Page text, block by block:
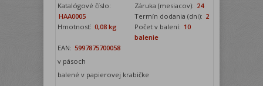
Katalógové číslo:
HAA0005
Záruka (mesiacov): 24
Termín dodania (dni): 2
Hmotnosť: 0,08 kg Počet v balení: 10
balenie
EAN: 5997875700058
v pásoch
balené v papierovej krabičke